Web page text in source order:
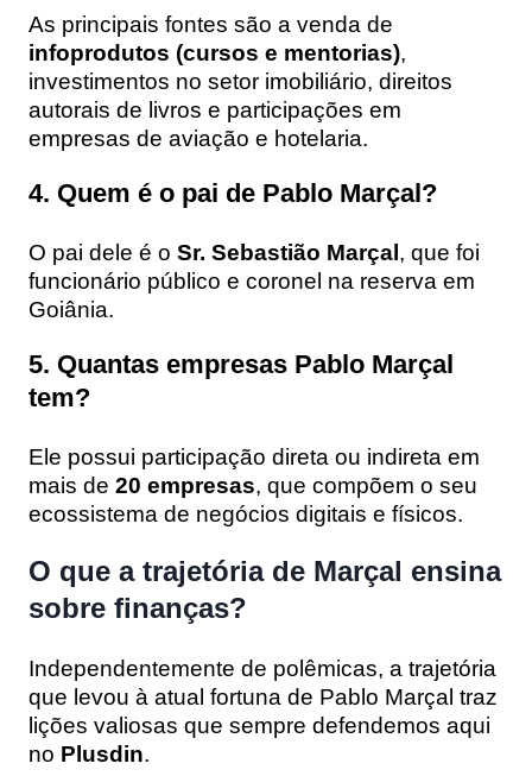
As principais fontes são a venda de
infoprodutos (cursos e mentorias),
investimentos no setor imobiliário, direitos
autorais de livros e participações em
empresas de aviação e hotelaria.
4. Quem é o pai de Pablo Marçal?
O pai dele é o Sr. Sebastião Marçal , que foi
funcionário público e coronel na reserva em
Goiânia.
5. Quantas empresas Pablo Marçal
tem?
Ele possui participação direta ou indireta em
mais de 20 empresas, que compõem o seu
ecossistema de negócios digitais e físicos.
O que a trajetória de Marçal ensina
sobre finanças?
Independentemente de polêmicas, a trajetória
que levou à atual fortuna de Pablo Marçal traz
lições valiosas que sempre defendemos aqui
no Plusdin.